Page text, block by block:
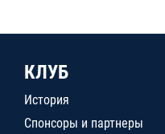
КЛУБ
История
Спонсоры и партнеры